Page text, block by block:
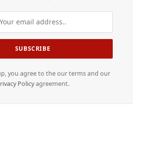
you agree to the our terms and our
Policyagreement.